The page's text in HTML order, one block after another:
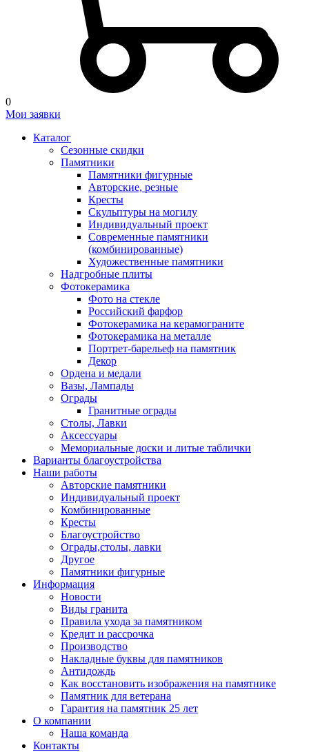
0
Мои заявки
Каталог
Сезонные скидки
Памятники
Памятники фигурные
Авторские, резные
Кресты
Скульптуры на могилу
Индивидуальный проект
Современные памятники
(комбинированные)
Художественные памятники
Надгробные плиты
Фотокерамика
Фото на стекле
Российский фарфор
Фотокерамика на керамограните
Фотокерамика на металле
Портрет-барельеф на памятник
Декор
Ордена и медали
Вазы, Лампады
Ограды
Гранитные ограды
Столы, Лавки
Аксессуары
Мемориальные доски и литые таблички
Варианты благоустройства
Наши работы
Авторские памятники
Индивидуальный проект
Комбинированные
Кресты
Благоустройство
Ограды,столы, лавки
Другое
Памятники фигурные
Информация
Новости
Виды гранита
Правила ухода за памятником
Кредит и рассрочка
Производство
Накладные буквы для памятников
Антидождь
Как восстановить изображения на памятнике
Памятник для ветерана
Гарантия на памятник 25 лет
О компании
Наша команда
Контакты